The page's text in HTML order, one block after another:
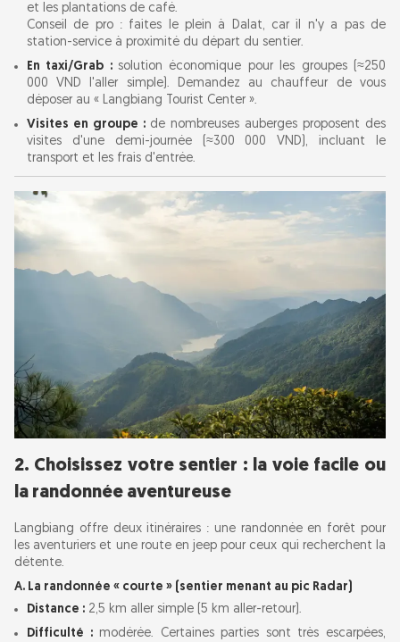
7. Au-delà de Langbiang : les joyaux de Dalat à
découvrir
Conclusion : Langbiang mérite-t-il son succès ?
et les plantations de café.
Conseil de pro : faites le plein à Dalat, car il n'y a pas de
station-service à proximité du départ du sentier.
En taxi/Grab :solution économique pour les groupes (≈250
000 VND l'aller simple). Demandez au chauffeur de vous
déposer au « Langbiang Tourist Center ».
Visites en groupe :de nombreuses auberges proposent des
visites d'une demi-journée (≈300 000 VND), incluant le
transport et les frais d'entrée.
2. Choisissez votre sentier : la voie facile ou
la randonnée aventureuse
Langbiang offre deux itinéraires : une randonnée en forêt pour
les aventuriers et une route en jeep pour ceux qui recherchent la
détente.
A. La randonnée « courte » (sentier menant au pic Radar)
Distance : 2,5 km aller simple (5 km aller-retour).
Difficulté :modérée. Certaines parties sont très escarpées,